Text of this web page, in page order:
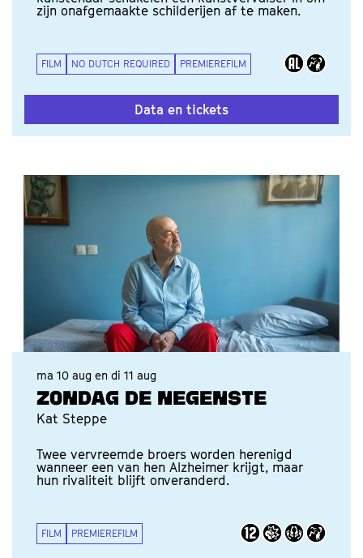
zijn onafgemaakte schilderijen af te maken.
FILM NO DUTCH REQUIRED PREMIEREFILM
Data en tickets
ZONDAG DE NEGENSTE
Kat Steppe
ma 10 aug en di 11 aug
Twee vervreemde broers worden herenigd
wanneer een van hen Alzheimer krijgt, maar
hun rivaliteit blijft onveranderd.
FILM PREMIEREFILM